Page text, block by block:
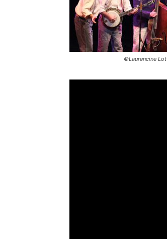
©Laurencine Lot